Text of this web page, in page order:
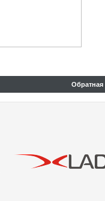
Обратная